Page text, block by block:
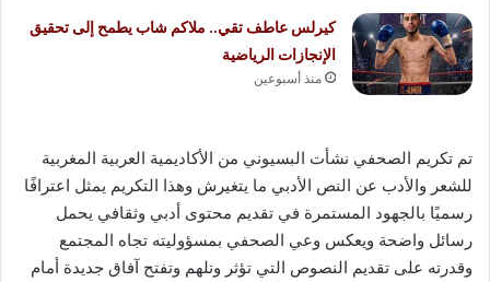
كيرلس عاطف تقي.. ملاكم شاب يطمح إلى تحقيق
الإنجازات الرياضية
منذ أسبوعين
تم تكريم الصحفي نشأت البسيوني من الأكاديمية العربية المغربية
للشعر والأدب عن النص الأدبي ما يتغيرش وهذا التكريم يمثل اعترافًا
رسميًا بالجهود المستمرة في تقديم محتوى أدبي وثقافي يحمل
رسائل واضحة ويعكس وعي الصحفي بمسؤوليته تجاه المجتمع
وقدرته على تقديم النصوص التي تؤثر وتلهم وتفتح آفاق جديدة أمام